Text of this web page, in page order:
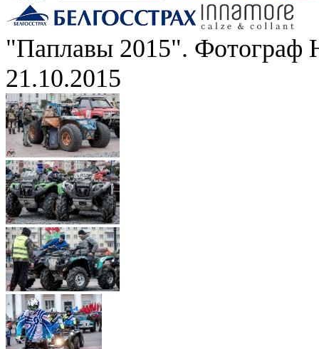
"Паплавы 2015". Фотограф
21.10.2015